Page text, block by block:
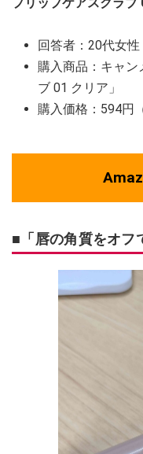
回答者：20代女性
購入商品：キャン
ブ 01 クリア」
購入価格：594円
■「唇の角質をオフ